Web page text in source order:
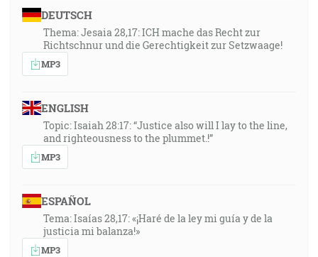
DEUTSCH
Thema: Jesaia 28,17: ICH mache das Recht zur
Richtschnur und die Gerechtigkeit zur Setzwaage!
MP3
ENGLISH
Topic: Isaiah 28:17: “Justice also will I lay to the line,
and righteousness to the plummet.!”
MP3
ESPAÑOL
Tema: Isaías 28,17: «¡Haré de la ley mi guía y de la
justicia mi balanza!»
MP3